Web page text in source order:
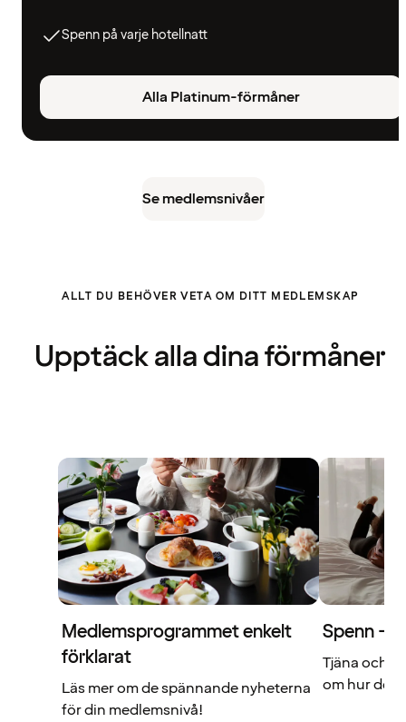
Spenn på varje hotellnatt
Alla Platinum-förmåner
Se medlemsnivåer
ALLT DU BEHÖVER VETA OM DITT MEDLEMSKAP
Upptäck alla dina förmåner
Medlemsprogrammet enkelt
förklarat
Läs mer om de spännande nyheterna
för din medlemsnivå!
Spenn –
Tjäna och
om hur det